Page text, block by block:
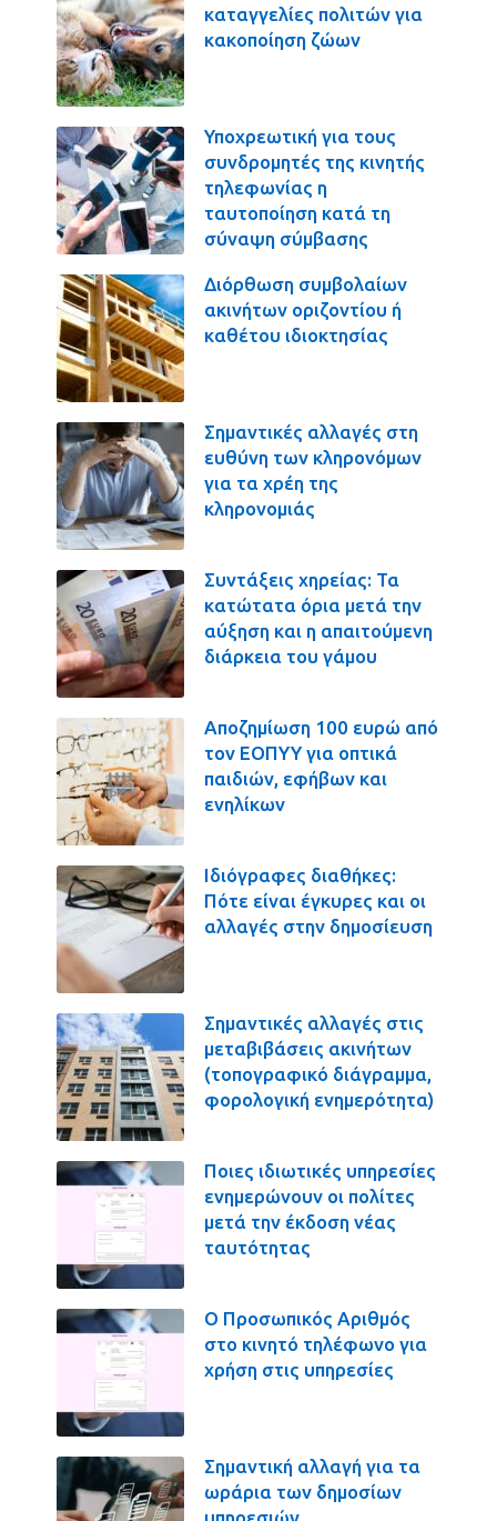
καταγγελίες πολιτών για
κακοποίηση ζώων
Υποχρεωτική για τους
συνδρομητές της κινητής
τηλεφωνίας η
ταυτοποίηση κατά τη
σύναψη σύμβασης
Διόρθωση συμβολαίων
ακινήτων οριζοντίου ή
καθέτου ιδιοκτησίας
Σημαντικές αλλαγές στη
ευθύνη των κληρονόμων
για τα χρέη της
κληρονομιάς
Συντάξεις χηρείας: Τα
κατώτατα όρια μετά την
αύξηση και η απαιτούμενη
διάρκεια του γάμου
Αποζημίωση 100 ευρώ από
τον ΕΟΠΥΥ για οπτικά
παιδιών, εφήβων και
ενηλίκων
Ιδιόγραφες διαθήκες:
Πότε είναι έγκυρες και οι
αλλαγές στην δημοσίευση
Σημαντικές αλλαγές στις
μεταβιβάσεις ακινήτων
(τοπογραφικό διάγραμμα,
φορολογική ενημερότητα)
Ποιες ιδιωτικές υπηρεσίες
ενημερώνουν οι πολίτες
μετά την έκδοση νέας
ταυτότητας
Ο Προσωπικός Αριθμός
στο κινητό τηλέφωνο για
χρήση στις υπηρεσίες
Σημαντική αλλαγή για τα
ωράρια των δημοσίων